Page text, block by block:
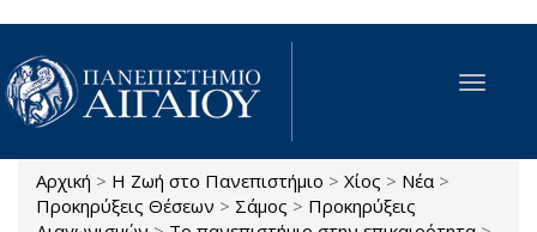
Παράκαμψη προς το κυρίως περιεχόμενο
Toggle
Είστε εδώ
Αρχική > Η Ζωή στο Πανεπιστήμιο > Χίος > Νέα >
Προκηρύξεις Θέσεων > Σάμος > Προκηρύξεις